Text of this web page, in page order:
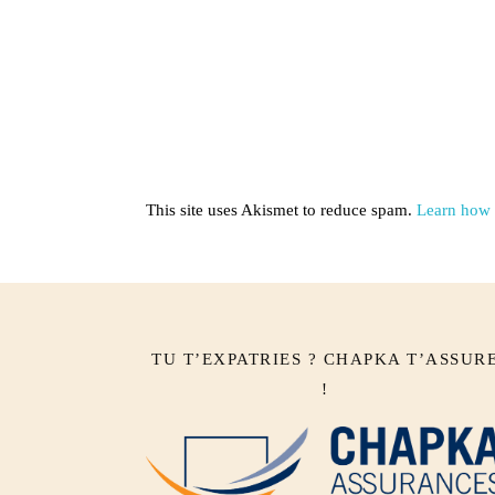
This site uses Akismet to reduce spam. Learn how
TU T’EXPATRIES ? CHAPKA
!